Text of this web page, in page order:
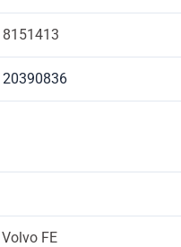
8151413
20390836
Volvo FE